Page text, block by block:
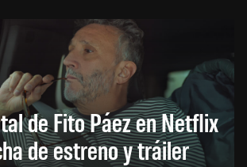
de Fito Páez en Netflix
de estreno y tráiler